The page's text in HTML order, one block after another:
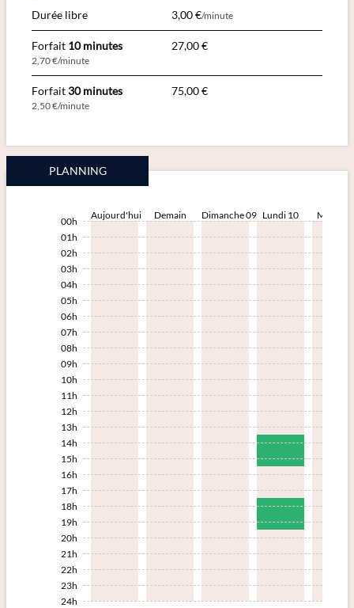
Durée libre
3,00 €/minute
Forfait 10 minutes
2,70 €/minute
27,00 €
Forfait30 minutes
2,50 €/minute
75,00 €
PLANNING
00h
01h
02h
03h
04h
05h
06h
07h
08h
09h
10h
11h
12h
13h
14h
15h
16h
17h
18h
19h
20h
21h
22h
23h
24h
Aujourd'hui Demain Dimanche 09 Lundi 10 Mardi 11